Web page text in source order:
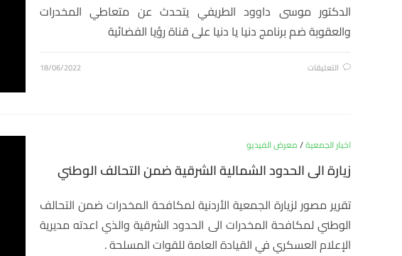
الدكتور موسى داوود الطريفي يتحدث عن متعاطي المخدرات
والعقوبة ضم برنامج دنيا يا دنيا على قناة رؤيا الفضائية
التعليقات 18/06/2022
اخبار الجمعية/معرض الفيديو
زيارة الى الحدود الشمالية الشرقية ضمن التحالف الوطني
تقرير مصور لزيارة الجمعية الأردنية لمكافحة المخدرات ضمن التحالف
الوطني لمكافحة المخدرات الى الحدود الشرقية والذي اعدته مديرية
الإعلام العسكري في القيادة العامة للقوات المسلحة .